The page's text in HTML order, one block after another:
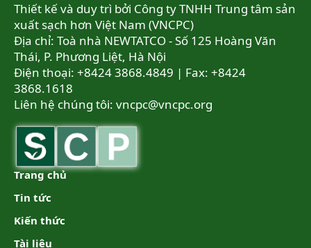
Thiết kế và duy trì bởi Công ty TNHH Trung tâm sản
xuất sạch hơn Việt Nam (VNCPC)
Địa chỉ: Toà nhà NEWTATCO - Số 125 Hoàng Văn
Thái, P. Phương Liệt, Hà Nội
Điện thoại: +8424 3868.4849 | Fax: +8424
3868.1618
Liên hệ chúng tôi: vncpc@vncpc.org
Trang chủ
Tin tức
Kiến thức
Tài liệu